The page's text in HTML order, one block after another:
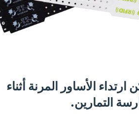
ارتداء الأساور المرنة أثناء
التمارين.